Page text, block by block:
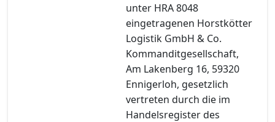
unter HRA 8048
eingetragenen Horstkötter
Logistik GmbH & Co.
Kommanditgesellschaft,
Am Lakenberg 16, 59320
Ennigerloh, gesetzlich
vertreten durch die im
Handelsregister des